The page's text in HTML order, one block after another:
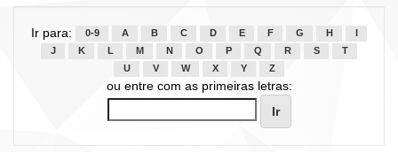
Ir para: 0-9 A B C D E F G H
J
K L M N O P Q R S
T
U
V W X Y Z
ou entre com as primeiras letras: